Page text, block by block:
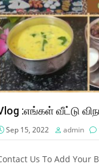
:எங்கள் வீட்டு
Sep 15, 2022 admin
Us To Add Your